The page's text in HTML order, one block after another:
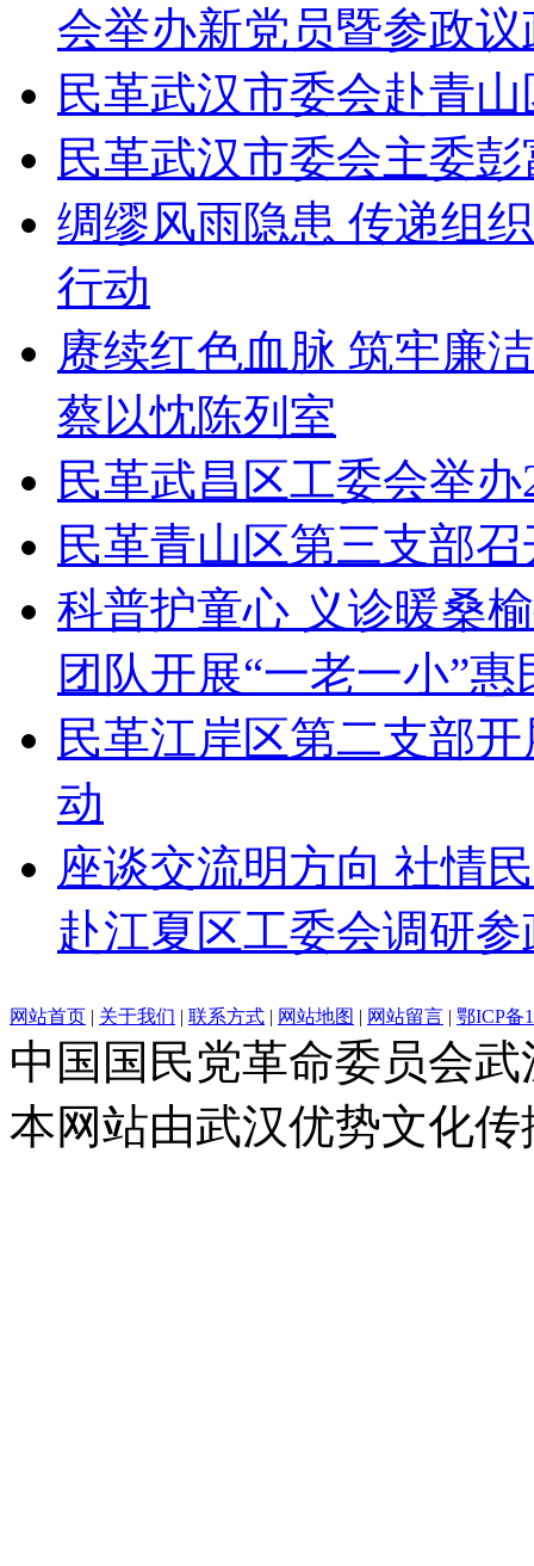
会举办新党员暨参政
民革武汉市委会赴青
民革武汉市委会主委
绸缪风雨隐患 传递组
行动
赓续红色血脉 筑牢廉
蔡以忱陈列室
民革武昌区工委会举
民革青山区第三支部
科普护童心 义诊暖桑
团队开展“一老一小”惠
民革江岸区第二支部
动
座谈交流明方向 社情
赴江夏区工委会调研
网站首页 | 关于我们 | 联系方式 | 网站地图 | 网站留言 | 鄂ICP备
中国国民党革命委员会
本网站由武汉优势文化